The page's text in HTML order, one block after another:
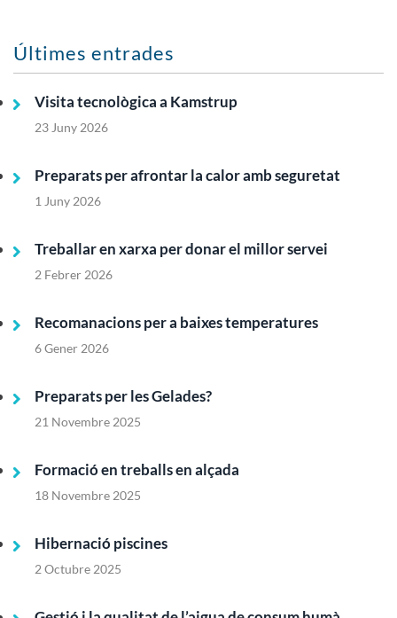
Últimes entrades
Visita tecnològica a Kamstrup
23 Juny 2026
Preparats per afrontar la calor amb seguretat
1 Juny 2026
Treballar en xarxa per donar el millor servei
2 Febrer 2026
Recomanacions per a baixes temperatures
6 Gener 2026
Preparats per les Gelades?
21 Novembre 2025
Formació en treballs en alçada
18 Novembre 2025
Hibernació piscines
2 Octubre 2025